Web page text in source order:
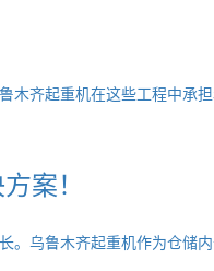
齐起重机在这些工程中
案！
乌鲁木齐起重机作为仓